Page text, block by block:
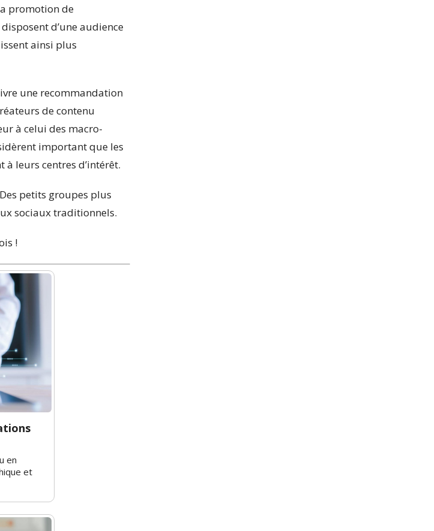
promotion de
d’une audience
ainsi plus
une recommandation
de contenu
à celui des macro-
important que les
leurs centres d’intérêt.
petits groupes plus
sociaux traditionnels.
!
en
et